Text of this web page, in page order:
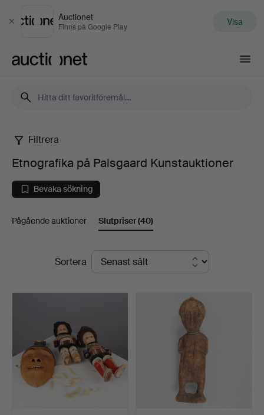
Stäng
Auctionet
Finns på Google Play Visa
Etnografika
på
Palsgaard
Kunstauktioner
Filtrera
Etnografika på Palsgaard Kunstauktioner
Bevaka sökning
Pågående auktioner Slutpriser(40)
SlutpriserSortera